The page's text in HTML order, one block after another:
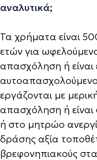
αναλυτικά;
Τα χρήματα είναι
ετών για
απασχόληση ή είναι
εργάζονται με
απασχόληση ή είναι
ή στο μητρώο
δράσης αξία
βρεφονηπιακούς